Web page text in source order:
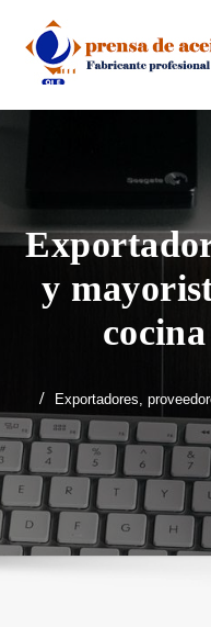
content
y
Exportadores,